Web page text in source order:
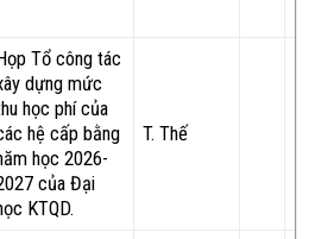
Tổ công tác
dựng mức
học phí của
hệ cấp bằng
học 2026-
của Đại
KTQD.
T. Thế